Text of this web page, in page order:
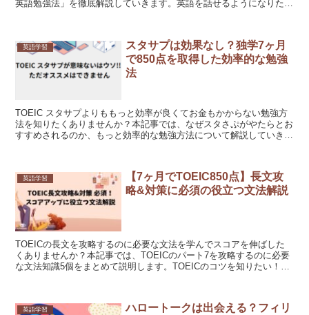
英語勉強法」を徹底解説していきます。英語を話せるようになりたい
英語学習
スタサプは効果なし？独学7ヶ月
で850点を取得した効率的な勉強
法
TOEIC スタサプよりももっと効率が良くてお金もかからない勉強方
法を知りたくありませんか？本記事では、なぜスタさぷがやたらとお
すすめされるのか、もっと効率的な勉強方法について解説していきま
英語学習
【7ヶ月でTOEIC850点】長文攻
略&対策に必須の役立つ文法解説
TOEICの長文を攻略するのに必要な文法を学んでスコアを伸ばした
くありませんか？本記事では、TOEICのパート7を攻略するのに必要
な文法知識5個をまとめて説明します。TOEICのコツを知りたい！ス
英語学習
ハロートークは出会える？フィリ